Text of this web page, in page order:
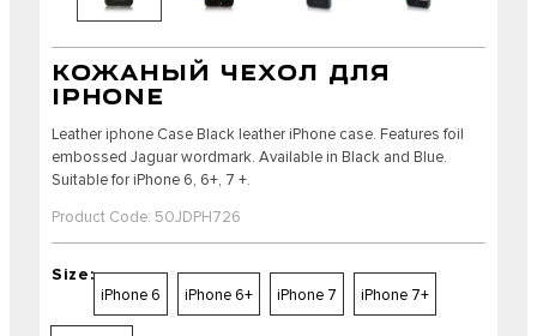
КОЖАНЫЙ ЧЕХОЛ ДЛЯ
IPHONE
Leather iphone Case Black leather iPhone case. Features foil
embossed Jaguar wordmark. Available in Black and Blue.
Suitable for iPhone 6, 6+, 7 +.
Product Code: 50JDPH726
Size:
iPhone 6 iPhone 6+ iPhone 7 iPhone 7+